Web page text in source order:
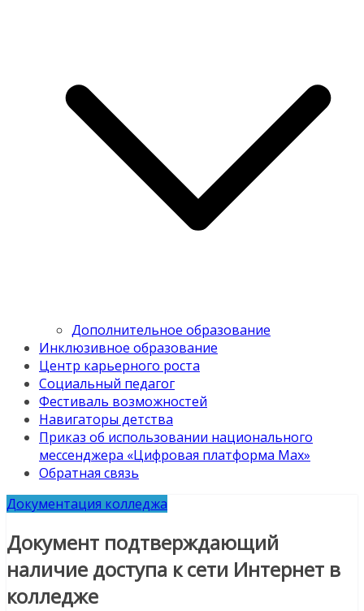
Дополнительное образование
Инклюзивное образование
Центр карьерного роста
Социальный педагог
Фестиваль возможностей
Навигаторы детства
Приказ об использовании национального
мессенджера «Цифровая платформа Мах»
Обратная связь
Документация колледжа
Документ подтверждающий
наличие доступа к сети Интернет в
колледже